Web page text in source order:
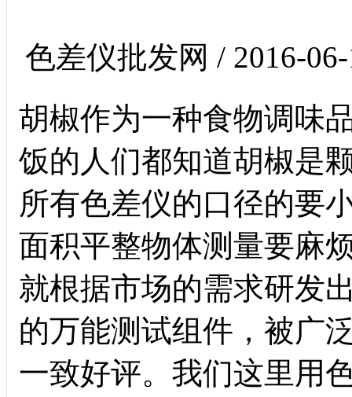
色差仪批发网 / 2016-
胡椒作为一种食物调味
饭的人们都知道胡椒是
所有色差仪的口径的要
面积平整物体测量要麻
就根据市场的需求研发
的万能测试组件，被广
一致好评。我们这里用